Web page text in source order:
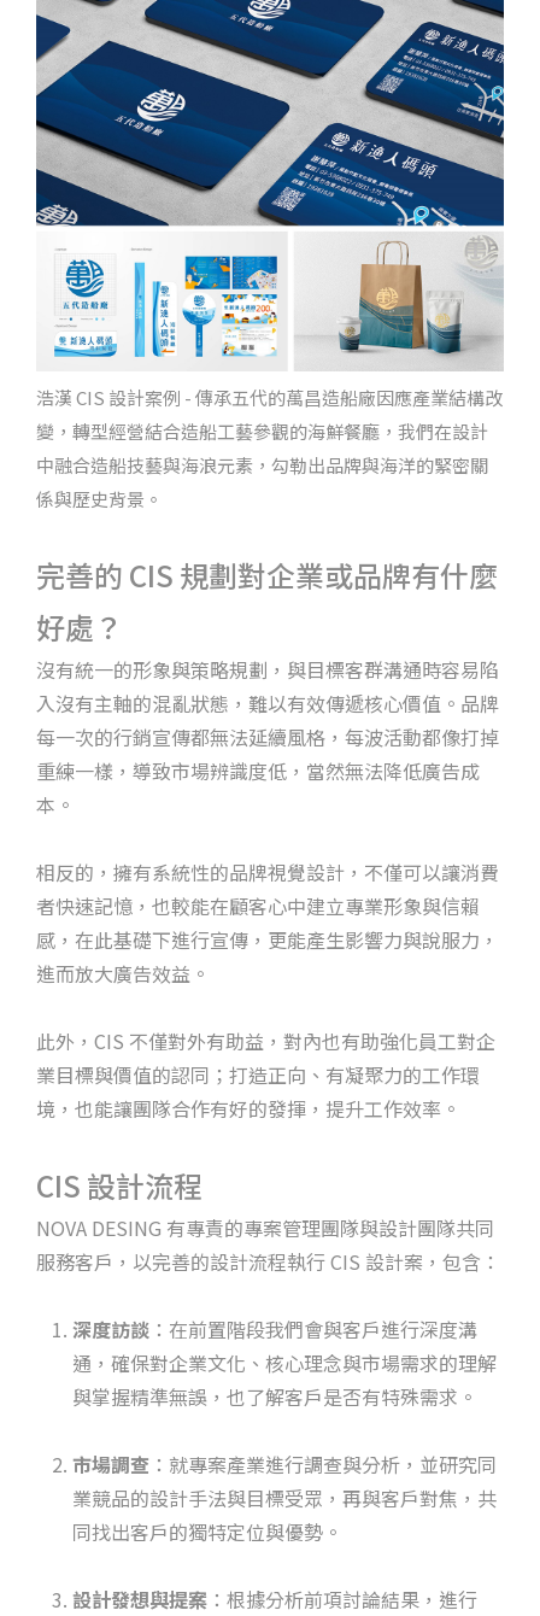
浩漢 CIS 設計案例 - 傳承五代的萬昌造船廠因應產業結構改
變，轉型經營結合造船工藝參觀的海鮮餐廳，我們在設計
中融合造船技藝與海浪元素，勾勒出品牌與海洋的緊密關
係與歷史背景。
完善的 CIS 規劃對企業或品牌有什麼
好處？
沒有統一的形象與策略規劃，與目標客群溝通時容易陷
入沒有主軸的混亂狀態，難以有效傳遞核心價值。品牌
每一次的行銷宣傳都無法延續風格，每波活動都像打掉
重練一樣，導致市場辨識度低，當然無法降低廣告成
本。
相反的，擁有系統性的品牌視覺設計，不僅可以讓消費
者快速記憶，也較能在顧客心中建立專業形象與信賴
感，在此基礎下進行宣傳，更能產生影響力與說服力，
進而放大廣告效益。
此外，CIS 不僅對外有助益，對內也有助強化員工對企
業目標與價值的認同；打造正向、有凝聚力的工作環
境，也能讓團隊合作有好的發揮，提升工作效率。
CIS 設計流程
NOVA DESING 有專責的專案管理團隊與設計團隊共同
服務客戶，以完善的設計流程執行 CIS 設計案，包含：
深度訪談 ：在前置階段我們會與客戶進行深度溝
通，確保對企業文化、核心理念與市場需求的理解
與掌握精準無誤，也了解客戶是否有特殊需求。
市場調查 ：就專案產業進行調查與分析，並研究同
業競品的設計手法與目標受眾，再與客戶對焦，共
同找出客戶的獨特定位與優勢。
設計發想與提案 ：根據分析前項討論結果，進行